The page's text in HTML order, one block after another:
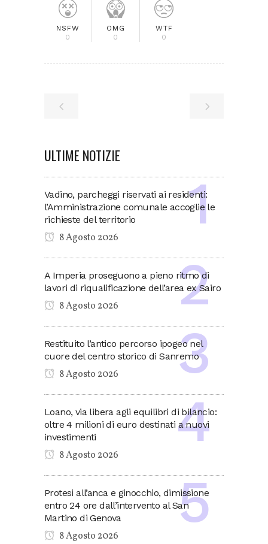
NSFW
0
OMG
0
WTF
0
ULTIME NOTIZIE
Vadino, parcheggi riservati ai residenti:
l’Amministrazione comunale accoglie le
richieste del territorio
8 Agosto 2026
A Imperia proseguono a pieno ritmo di
lavori di riqualificazione dell’area ex Sairo
8 Agosto 2026
Restituito l’antico percorso ipogeo nel
cuore del centro storico di Sanremo
8 Agosto 2026
Loano, via libera agli equilibri di bilancio:
oltre 4 milioni di euro destinati a nuovi
investimenti
8 Agosto 2026
Protesi all’anca e ginocchio, dimissione
entro 24 ore dall’intervento al San
Martino di Genova
8 Agosto 2026